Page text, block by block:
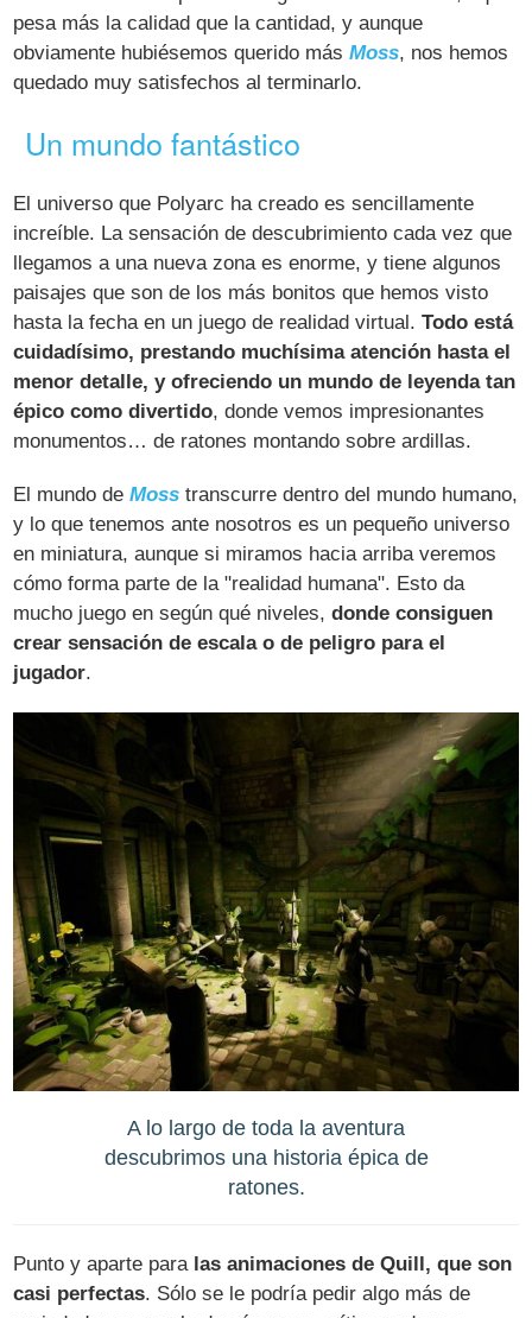
pesa más la calidad que la cantidad, y aunque
obviamente hubiésemos querido másMoss, nos hemos
quedado muy satisfechos al terminarlo.
Un mundo fantástico
El universo que Polyarc ha creado es sencillamente
increíble. La sensación de descubrimiento cada vez que
llegamos a una nueva zona es enorme, y tiene algunos
paisajes que son de los más bonitos que hemos visto
hasta la fecha en un juego de realidad virtual.Todo está
cuidadísimo, prestando muchísima atención hasta el
menor detalle, y ofreciendo un mundo de leyenda tan
épico como divertido, donde vemos impresionantes
monumentos… de ratones montando sobre ardillas.
El mundo deMoss transcurre dentro del mundo humano,
y lo que tenemos ante nosotros es un pequeño universo
en miniatura, aunque si miramos hacia arriba veremos
cómo forma parte de la "realidad humana". Esto da
mucho juego en según qué niveles,donde consiguen
crear sensación de escala o de peligro para el
jugador.
A lo largo de toda la aventura
descubrimos una historia épica de
ratones.
Punto y aparte para las animaciones de Quill, que son
casi perfectas. Sólo se le podría pedir algo más de